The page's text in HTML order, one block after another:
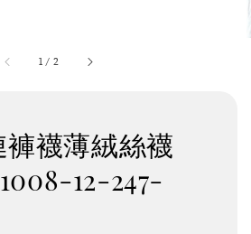
1 / 2
襪薄絨絲襪
12-247-